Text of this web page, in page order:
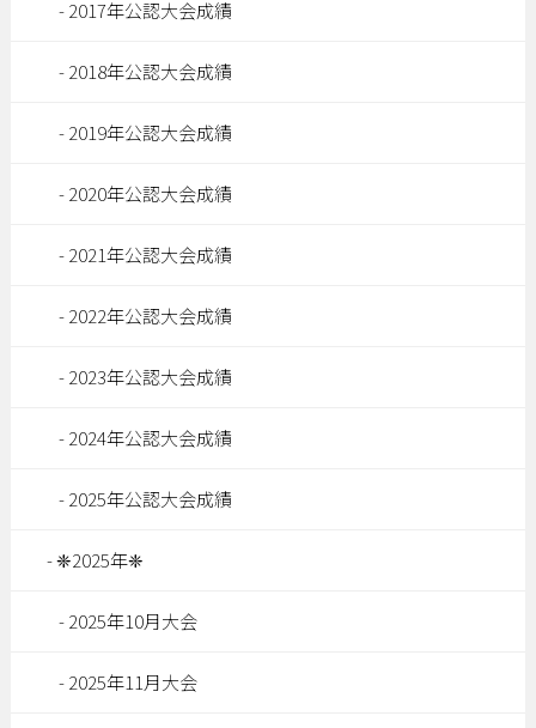
2017年公認大会成績
2018年公認大会成績
2019年公認大会成績
2020年公認大会成績
2021年公認大会成績
2022年公認大会成績
2023年公認大会成績
2024年公認大会成績
2025年公認大会成績
❈2025年❈
2025年10月大会
2025年11月大会